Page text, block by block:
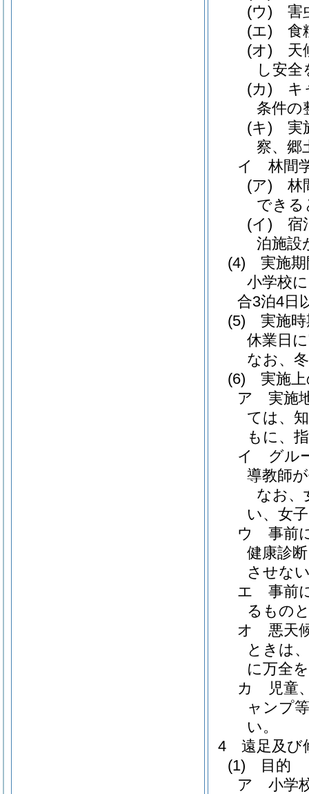
(ウ) 害
(エ) 食
(オ) 天
し安
(カ) キ
条件の
(キ) 実
察、郷
イ 林間
(ア) 林
できる
(イ) 宿
泊施設
(4) 実施期
小学校
合3泊4日
(5) 実施時
休業日
なお、
(6) 実施上
ア 実施
ては、
もに、
イ グル
導教師
なお、
い、女
ウ 事前
健康診
させな
エ 事前
るもの
オ 悪天
ときは
に万全
カ 児童
ャンプ
い。
4 遠足及び
(1) 目的
ア 小学